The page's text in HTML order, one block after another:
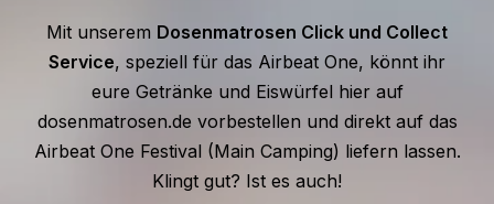
Mit unserem Dosenmatrosen Click und Collect
Service, speziell für das Airbeat One, könnt ihr
eure Getränke und Eiswürfel hier auf
dosenmatrosen.de vorbestellen und direkt auf das
Airbeat One Festival (Main Camping) liefern lassen.
Klingt gut? Ist es auch!